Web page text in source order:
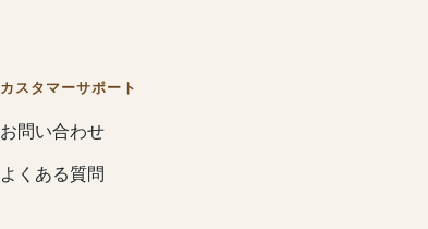
カスタマーサポート
お問い合わせ
よくある質問